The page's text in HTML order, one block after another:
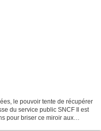
le pouvoir tente de récupérer
du service public SNCF Il est
pour briser ce miroir aux